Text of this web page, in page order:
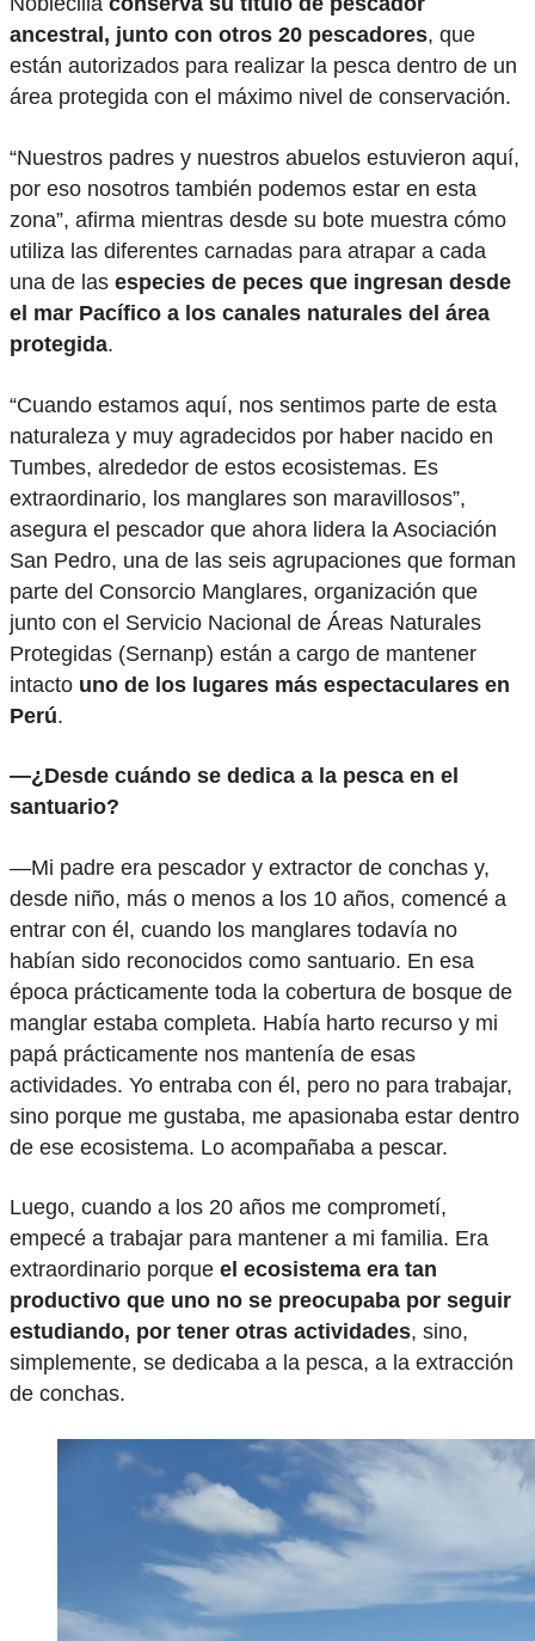
ancestral, junto con otros 20 pescadores, que
están autorizados para realizar la pesca dentro de un
área protegida con el máximo nivel de conservación.
“Nuestros padres y nuestros abuelos estuvieron aquí,
por eso nosotros también podemos estar en esta
zona”, afirma mientras desde su bote muestra cómo
utiliza las diferentes carnadas para atrapar a cada
una de las especies de peces que ingresan desde
el mar Pacífico a los canales naturales del área
protegida.
“Cuando estamos aquí, nos sentimos parte de esta
naturaleza y muy agradecidos por haber nacido en
Tumbes, alrededor de estos ecosistemas. Es
extraordinario, los manglares son maravillosos”,
asegura el pescador que ahora lidera la Asociación
San Pedro, una de las seis agrupaciones que forman
parte del Consorcio Manglares, organización que
junto con el Servicio Nacional de Áreas Naturales
Protegidas (Sernanp) están a cargo de mantener
intacto uno de los lugares más espectaculares en
Perú.
—¿Desde cuándo se dedica a la pesca en el
santuario?
—Mi padre era pescador y extractor de conchas y,
desde niño, más o menos a los 10 años, comencé a
entrar con él, cuando los manglares todavía no
habían sido reconocidos como santuario. En esa
época prácticamente toda la cobertura de bosque de
manglar estaba completa. Había harto recurso y mi
papá prácticamente nos mantenía de esas
actividades. Yo entraba con él, pero no para trabajar,
sino porque me gustaba, me apasionaba estar dentro
de ese ecosistema. Lo acompañaba a pescar.
Luego, cuando a los 20 años me comprometí,
empecé a trabajar para mantener a mi familia. Era
extraordinario porque el ecosistema era tan
productivo que uno no se preocupaba por seguir
estudiando, por tener otras actividades, sino,
simplemente, se dedicaba a la pesca, a la extracción
de conchas.